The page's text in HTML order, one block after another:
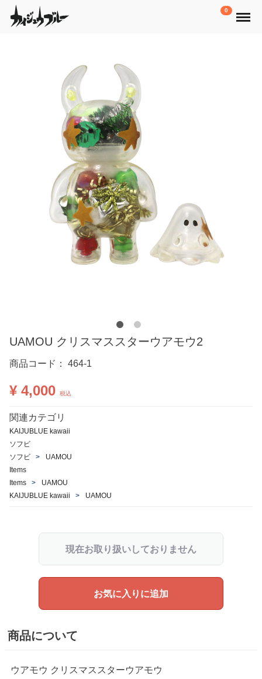
0 Menu
UAMOU クリスマススターウアモウ2
商品コード： 464-1
¥ 4,000 税込
関連カテゴリ
KAIJUBLUE kawaii
ソフビ
ソフビ
UAMOU
Items
Items
UAMOU
KAIJUBLUE kawaii
UAMOU
現在お取り扱いしておりません
お気に入りに追加
商品について
ウアモウ クリスマススターウアモウ